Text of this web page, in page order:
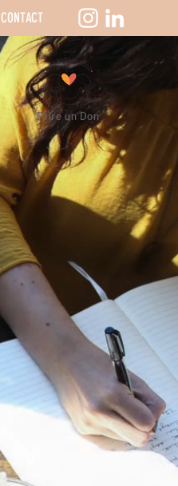
CONTACT
Faire un Don